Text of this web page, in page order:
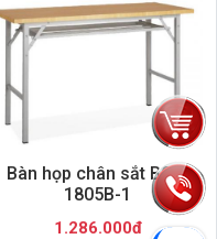
Bàn họp chân sắt BOV-
1805B-1
1.286.000đ